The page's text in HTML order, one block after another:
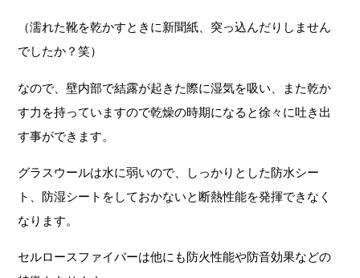
（濡れた靴を乾かすときに新聞紙、突っ込んだりしません
でしたか？笑）
なので、壁内部で結露が起きた際に湿気を吸い、また乾か
す力を持っていますので乾燥の時期になると徐々に吐き出
す事ができます。
グラスウールは水に弱いので、しっかりとした防水シー
ト、防湿シートをしておかないと断熱性能を発揮できなく
なります。
セルロースファイバーは他にも防火性能や防音効果などの